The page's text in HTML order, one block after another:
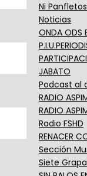
Ni
Noticias
ONDA ODS
JABATO
Podcast al
RADIO
RADIO
Radio FSHD
RENACER
Sección
Siete